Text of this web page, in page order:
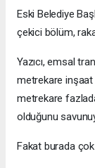
Eski Belediye
çekici bölüm,
Yazıcı, emsal
metrekare inşaat
metrekare
olduğunu
Fakat burada